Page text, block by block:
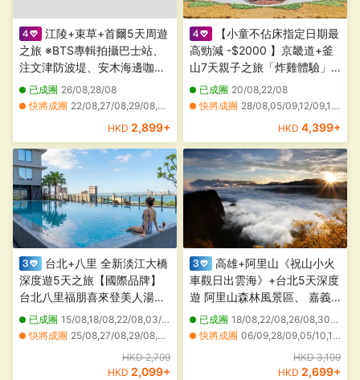
江陵+束草+首爾5天周遊
之旅 ※BTS專輯拍攝巴士站、
注文津防波堤、安木海邊咖啡
街、HasllaArtWorld、永郎湖
水上步道、束草阿爸村+觀光
山天空步道、首爾林公園
已成團 26/08,28/08
快將成團 22/08,27/08,29/08,01/09,05/09,08/09,10/09,12/09,15/09,17/09,22/09,24/09,25/09,26/09,28/09,29/09,01/10,02/10,03/10,06/10
30/08,31/08,02/09,03/09,04/09,06/09,07/09,09/09,11/09,13/09,14/09,16/09,18/09,19/09,20/09,21/09,23/09,27/09,30/09,04/10
HKD 2,899+
【小童不佔床指定日期最
高勁減 -$2000 】京畿道+釜
山7天親子之旅「炸雞體驗」
1991橋村炸雞學校、愛寶樂
園。樂天世界冒險樂園、
已成團 20/08,22/08
快將成團 28/08,05/09,12/09,15/09
01/09,08/09,19/09,22/09
HKD 4,399+
台北+八里 全新淡江大橋
深度遊5天之旅【國際品牌】
台北八里福朋喜來登美人湯溫
泉酒店、淡江大橋 、金色海
岸、崎仔頂施家古厝、觀音山
教育館、圓山森林方舟
已成團 15/08,18/08,22/08,03/09,08/09,15/09,19/09,10/10,17/10
快將成團 25/08,27/08,29/08,01/09,05/09,10/09,12/09,17/09,22/09,24/09,26/09,06/10,08/10,13/10,15/10,21/10,24/10,25/10,28/10,19/12
21/08,23/08,24/08,26/08,28/08,30/08,31/08,02/09,04/09,06/09,07/09,09/09,11/09,13/09,14/09,16/09,18/09,20/09,21/09,23/09
HKD 2,799
HKD 2,099+
高雄+阿里山《祝山小火
車觀日出雲海》+台北5天深度
遊 阿里山森林風景區、 嘉義
故宮博物院南部院區、審計新
村、一中商圈、菁桐老街、平
已成團 18/08,22/08,26/08,30/08,02/09,07/09,09/09,13/09,15/09,21/09,29/09,07/10,14/10,01/11,04/11,07/11,18/11,25/11
快將成團 06/09,28/09,05/10,11/10,18/10,19/10,26/10,28/10,11/11,15/11,29/11
02/12,03/12,04/12,05/12,06/12,07/12,08/12,09/12,10/12,11/12,12/12,13/12,14/12,15/12
HKD 3,199
HKD 2,699+